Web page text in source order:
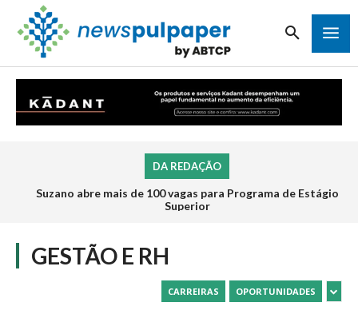
DA REDAÇÃO
Suzano abre mais de 100 vagas para Programa de Estágio
Superior
GESTÃO E RH
CARREIRAS OPORTUNIDADES